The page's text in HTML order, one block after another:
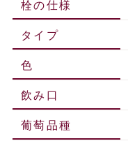
栓の仕様
タイプ
色
飲み口
葡萄品種